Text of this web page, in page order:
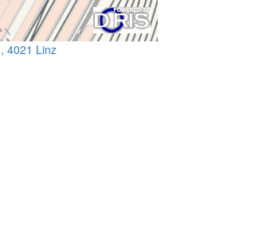
4021 Linz